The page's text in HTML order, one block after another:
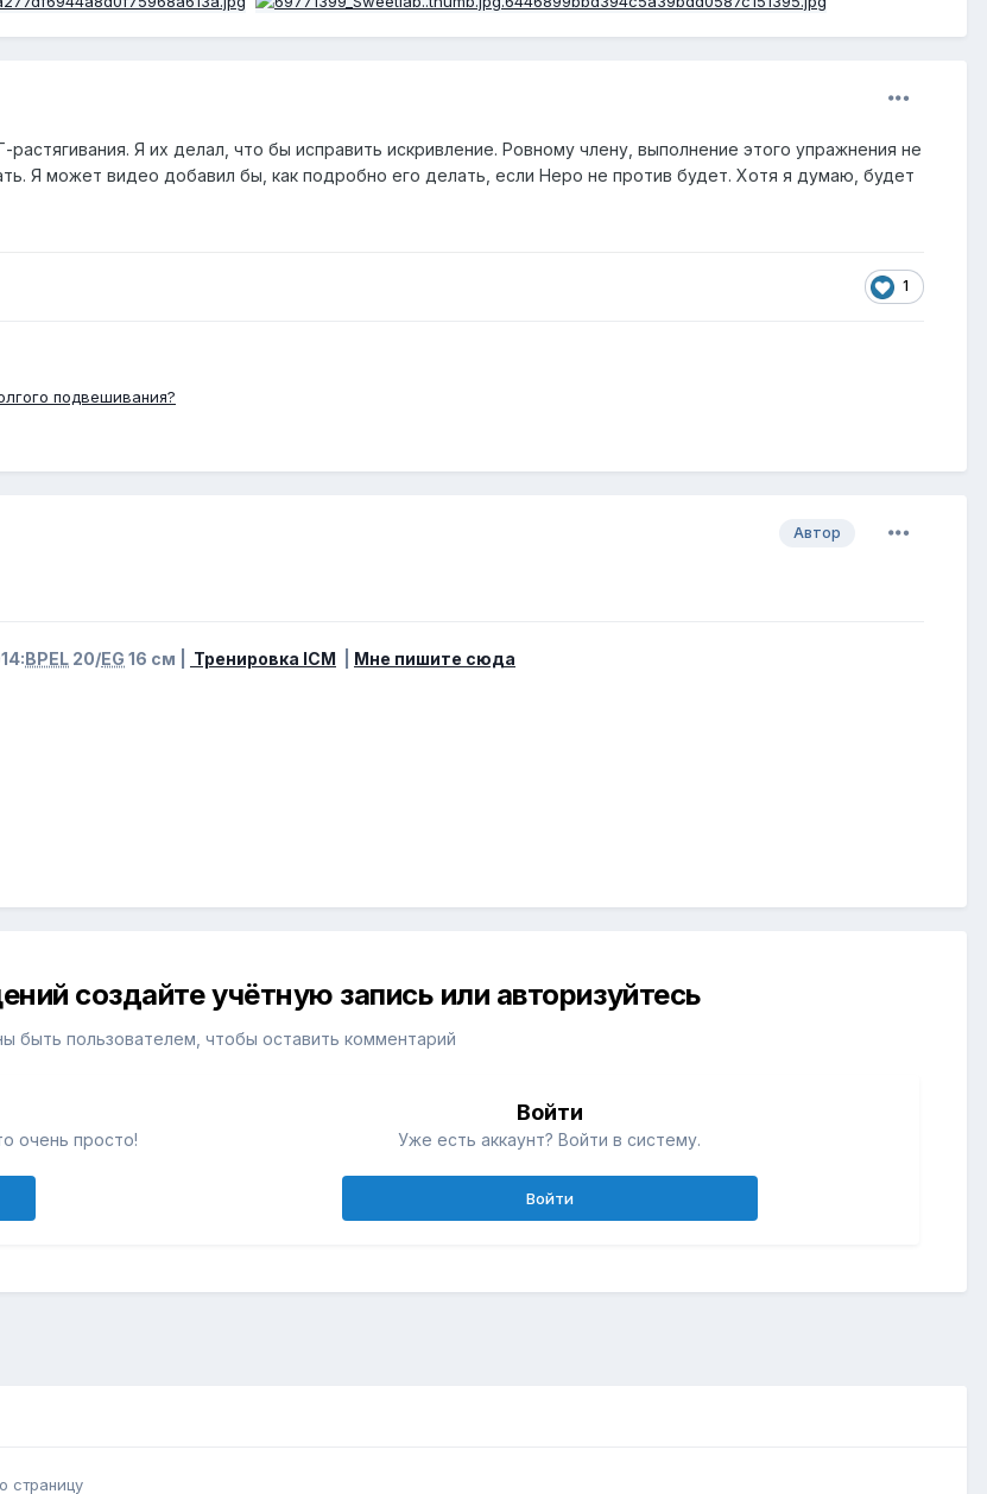
Я их делал, что бы исправить искривление. Ровному члену, выполнение этого упражнения не
Я может видео добавил бы, как подробно его делать, если Неро не против будет. Хотя я думаю, будет
1
подвешивания?
Автор
BPEL 20/EG 16 см | Тренировка ICM Мне пишите сюда
создайте учётную запись или авторизуйтесь
быть пользователем, чтобы оставить комментарий
очень просто!
Войти
Уже есть аккаунт? Войти в систему.
Войти
страницу